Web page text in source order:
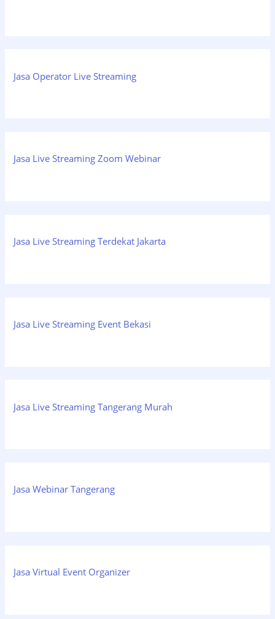
Jasa Operator Live Streaming
Jasa Live Streaming Zoom Webinar
Jasa Live Streaming Terdekat Jakarta
Jasa Live Streaming Event Bekasi
Jasa Live Streaming Tangerang Murah
Jasa Webinar Tangerang
Jasa Virtual Event Organizer